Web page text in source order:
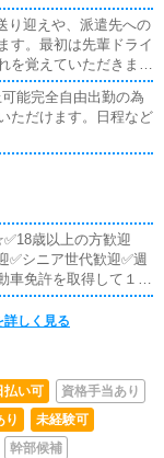
安に判断させていただ
り迎えや、派遣先への
す。最初は先輩ドライ
を覚えていただきます
ます。お客様と対面で
。高速代は別途支給し
ある場合もございま
事務所・待機所・寮
【誰でもできる仕事
を見たり、ゲーム
空いた時間を有効を有
業務一本でお仕事をお
能完全自由出勤の為
ただけます。日程など
歳以上の方歓迎
✅シニア世代歓迎✅週
車免許を取得して１年
自家用車持込必須※任
動車持込みできる方！
詳しく見る
払い可
資格手当あり
り
未経験可
幹部候補